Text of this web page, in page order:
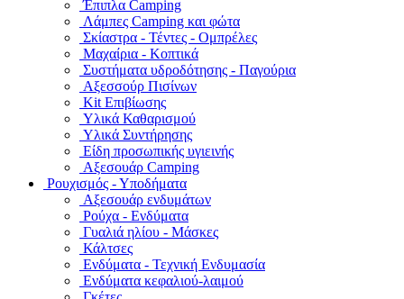
Έπιπλα Camping
Λάμπες Camping και φώτα
Σκίαστρα - Τέντες - Ομπρέλες
Μαχαίρια - Κοπτικά
Συστήματα υδροδότησης - Παγούρια
Αξεσσούρ Πισίνων
Kit Επιβίωσης
Υλικά Καθαρισμού
Υλικά Συντήρησης
Είδη προσωπικής υγιεινής
Αξεσουάρ Camping
Ρουχισμός - Υποδήματα
Αξεσουάρ ενδυμάτων
Ρούχα - Ενδύματα
Γυαλιά ηλίου - Μάσκες
Κάλτσες
Ενδύματα - Τεχνική Ενδυμασία
Ενδύματα κεφαλιού-λαιμού